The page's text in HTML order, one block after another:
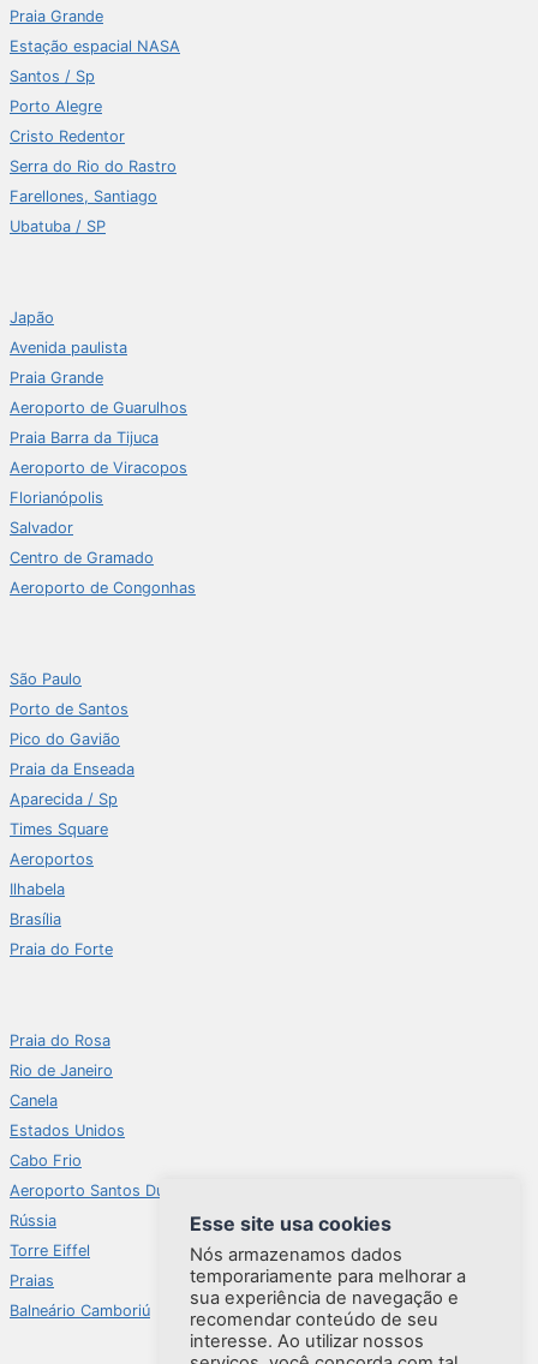
Praia Grande
Estação espacial NASA
Santos / Sp
Porto Alegre
Cristo Redentor
Serra do Rio do Rastro
Farellones, Santiago
Ubatuba / SP
Japão
Avenida paulista
Praia Grande
Aeroporto de Guarulhos
Praia Barra da Tijuca
Aeroporto de Viracopos
Florianópolis
Salvador
Centro de Gramado
Aeroporto de Congonhas
São Paulo
Porto de Santos
Pico do Gavião
Praia da Enseada
Aparecida / Sp
Times Square
Aeroportos
Ilhabela
Brasília
Praia do Forte
Praia do Rosa
Rio de Janeiro
Canela
Estados Unidos
Cabo Frio
Aeroporto Santos Dumont
Rússia
Torre Eiffel
Praias
Balneário Camboriú
Esse site usa cookies
Nós armazenamos dados
temporariamente para melhorar a
sua experiência de navegação e
recomendar conteúdo de seu
interesse. Ao utilizar nossos